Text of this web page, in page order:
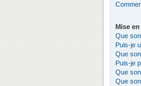
Mise
Que
Puis-je
Que
Puis-je
Que
Que